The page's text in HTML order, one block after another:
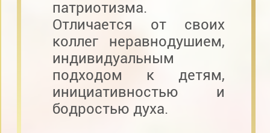
патриотизма.
Отличается от своих
коллег неравнодушием,
индивидуальным
подходом к детям,
инициативностью и
бодростью духа.